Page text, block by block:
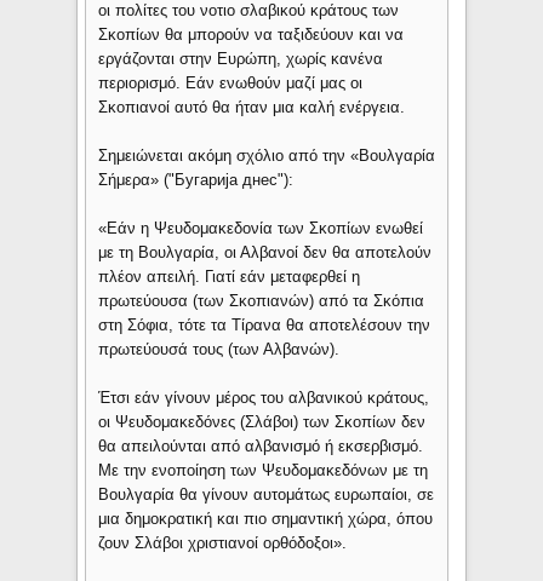
οι πολίτες του νοτιο σλαβικού κράτους των
Σκοπίων θα μπορούν να ταξιδεύουν και να
εργάζονται στην Ευρώπη, χωρίς κανένα
περιορισμό. Εάν ενωθούν μαζί μας οι
Σκοπιανοί αυτό θα ήταν μια καλή ενέργεια.
Σημειώνεται ακόμη σχόλιο από την «Βουλγαρία
Σήμερα» ("Бугарија днес"):
«Εάν η Ψευδομακεδονία των Σκοπίων ενωθεί
με τη Βουλγαρία, οι Αλβανοί δεν θα αποτελούν
πλέον απειλή. Γιατί εάν μεταφερθεί η
πρωτεύουσα (των Σκοπιανών) από τα Σκόπια
στη Σόφια, τότε τα Τίρανα θα αποτελέσουν την
πρωτεύουσά τους (των Αλβανών).
Έτσι εάν γίνουν μέρος του αλβανικού κράτους,
οι Ψευδομακεδόνες (Σλάβοι) των Σκοπίων δεν
θα απειλούνται από αλβανισμό ή εκσερβισμό.
Με την ενοποίηση των Ψευδομακεδόνων με τη
Βουλγαρία θα γίνουν αυτομάτως ευρωπαίοι, σε
μια δημοκρατική και πιο σημαντική χώρα, όπου
ζουν Σλάβοι χριστιανοί ορθόδοξοι».